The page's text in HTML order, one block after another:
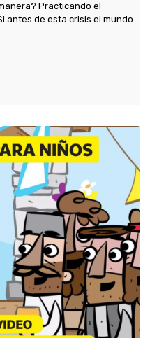
Practicando el
antes de esta crisis el mundo